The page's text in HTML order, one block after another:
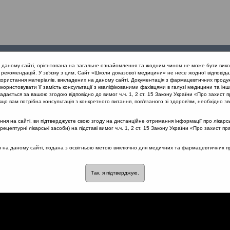
заходи
проекту
захворювань лімфоїдного глоткового кільця з позицій
оцінка ефективності лікування
та дітей з ГРС та
лікування
даному сайті, орієнтована на загальне ознайомлення та жодним чином не може бути
У зв’язку з цим, Сайт «Школи доказової медицини» не несе жодної
матеріалів, викладених на даному сайті. Документація з фармацевтичних
її замість консультації з кваліфікованими фахівцями в галузі медицини та
за вашою згодою відповідно до вимог ч.ч. 1, 2 ст. 15 Закону України «Про захист
потрібна консультація з конкретного питання, пов’язаного зі здоров’ям, необхідно
на сайті, ви підтверджуєте свою згоду на дистанційне отримання інформації про
лікарські засоби) на підставі вимог ч.ч. 1, 2 ст. 15 Закону України «Про захист
на даному сайті, подана з освітньою метою виключно для медичних та фармацевтичних
Так, я підтверджую.